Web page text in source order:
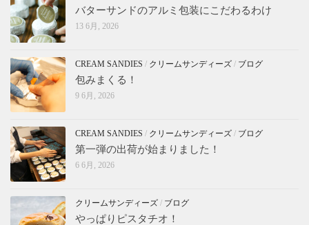
バターサンドのアルミ包装にこだわるわけ
13 6月, 2026
CREAM SANDIES / クリームサンディーズ / ブログ
包みまくる！
9 6月, 2026
CREAM SANDIES / クリームサンディーズ / ブログ
第一弾の出荷が始まりました！
6 6月, 2026
クリームサンディーズ / ブログ
やっぱりピスタチオ！